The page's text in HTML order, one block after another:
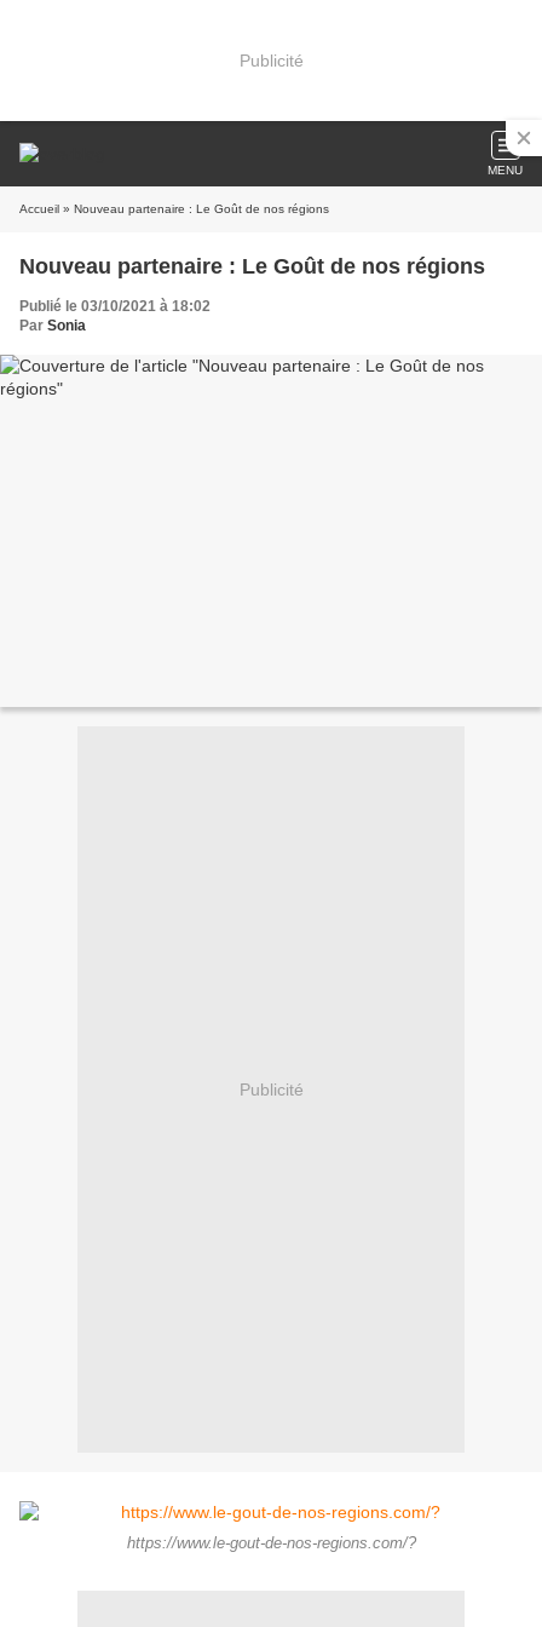
Publicité
MENU
Accueil » Nouveau partenaire : Le Goût de nos régions
Nouveau partenaire : Le Goût de nos régions
Publié le 03/10/2021 à 18:02
Par Sonia
Publicité
https://www.le-gout-de-nos-regions.com/?